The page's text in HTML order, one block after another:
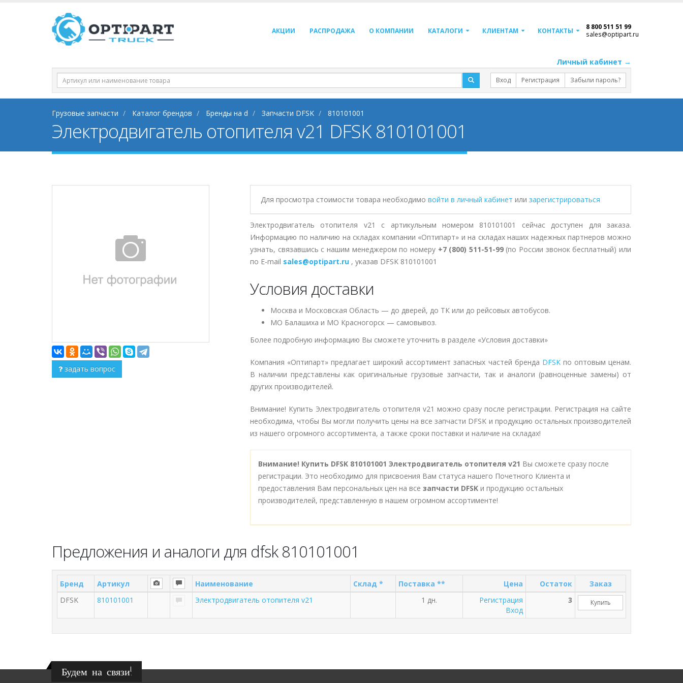
АКЦИИ РАСПРОДАЖА О КОМПАНИИ КАТАЛОГИ КЛИЕНТАМ КОНТАКТЫ 8 800 511 51 99
sales@optipart.ru
Личный кабинет →
Вход Регистрация Забыли пароль?
Грузовые запчасти Каталог брендов Бренды на d Запчасти DFSK 810101001
Электродвигатель отопителя v21 DFSK 810101001
задать вопрос
Для просмотра стоимости товара необходимо войти в личный кабинет или зарегистрироваться
Электродвигатель отопителя v21 с артикульным номером 810101001 сейчас доступен для заказа.
Информацию по наличию на складах компании «Оптипарт» и на складах наших надежных партнеров можно
узнать, связавшись с нашим менеджером по номеру +7 (800) 511-51-99(по России звонок бесплатный) или
по E-mail sales@optipart.ru , указав DFSK 810101001
Условия доставки
Москва и Московская Область — до дверей, до ТК или до рейсовых автобусов.
МО Балашиха и МО Красногорск — самовывоз.
Более подробную информацию Вы сможете уточнить в разделе «Условия доставки»
Компания «Оптипарт» предлагает широкий ассортимент запасных частей бренда DFSKпо оптовым ценам.
В наличии представлены как оригинальные грузовые запчасти, так и аналоги (равноценные замены) от
других производителей.
Внимание! Купить Электродвигатель отопителя v21 можно сразу после регистрации. Регистрация на сайте
необходима, чтобы Вы могли получить цены на все запчасти DFSK и продукцию остальных производителей
из нашего огромного ассортимента, а также сроки поставки и наличие на складах!
Внимание! Купить DFSK 810101001 Электродвигатель отопителя v21 Вы сможете сразу после
регистрации. Это необходимо для присвоения Вам статуса нашего Почетного Клиента и
предоставления Вам персональных цен на все запчасти DFSK и продукцию остальных
производителей, представленную в нашем огромном ассортименте!
Предложения и аналоги для dfsk 810101001
Бренд Артикул Наименование Склад * Поставка ** Цена Остаток
Заказ
DFSK
810101001 Электродвигатель отопителя v21 1 дн.
Регистрация
Вход
3 Купить
Будем на связи!